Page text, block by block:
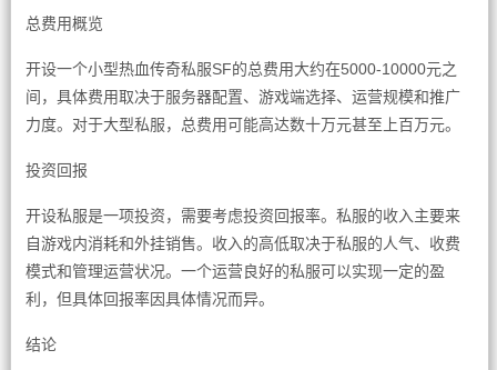
总费用概览
开设一个小型热血传奇私服SF的总费用大约在5000-10000元之
间，具体费用取决于服务器配置、游戏端选择、运营规模和推广
力度。对于大型私服，总费用可能高达数十万元甚至上百万元。
投资回报
开设私服是一项投资，需要考虑投资回报率。私服的收入主要来
自游戏内消耗和外挂销售。收入的高低取决于私服的人气、收费
模式和管理运营状况。一个运营良好的私服可以实现一定的盈
利，但具体回报率因具体情况而异。
结论